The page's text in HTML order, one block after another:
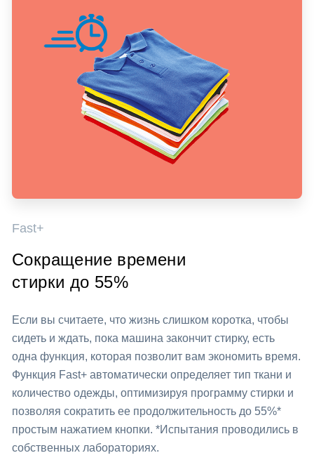
Fast+
Сокращение времени
стирки до 55%
Если вы считаете, что жизнь слишком коротка, чтобы
сидеть и ждать, пока машина закончит стирку, есть
одна функция, которая позволит вам экономить время.
Функция Fast+ автоматически определяет тип ткани и
количество одежды, оптимизируя программу стирки и
позволяя сократить ее продолжительность до 55%*
простым нажатием кнопки. *Испытания проводились в
собственных лабораториях.